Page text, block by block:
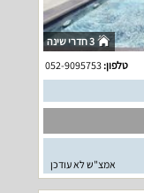
3 חדרי שינה
טלפון:052-9095753
אמצ"ש לא עודכן